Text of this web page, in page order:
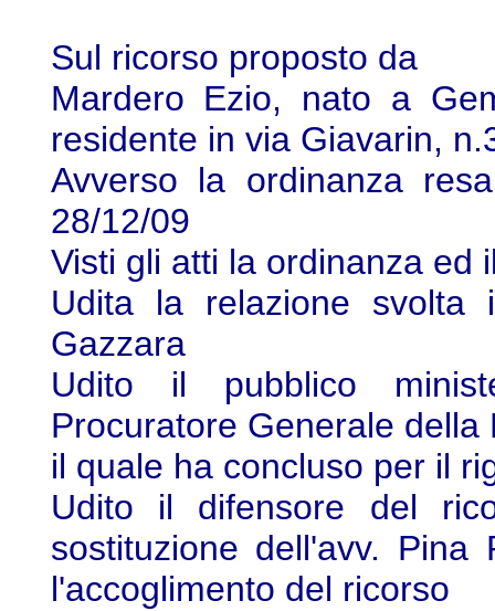
Sul ricorso proposto da
Mardero Ezio, nato a
residente in via Giavarin,
Avverso la ordinanza
28/12/09
Visti gli atti la ordinanza ed
Udita la relazione svolta
Gazzara
Udito il pubblico
Procuratore Generale
il quale ha concluso per il
Udito il difensore del
sostituzione dell'avv.
l'accoglimento del ricorso